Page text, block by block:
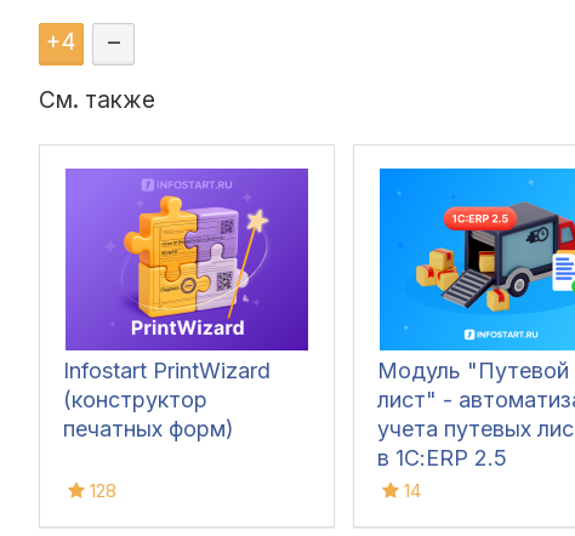
+4 –
См. также
Infostart PrintWizard
(конструктор
печатных форм)
128
Модуль "Путевой
лист" -
учета путевых
в 1С:ERP 2.5
14